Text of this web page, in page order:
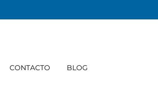
CONTACTO BLOG